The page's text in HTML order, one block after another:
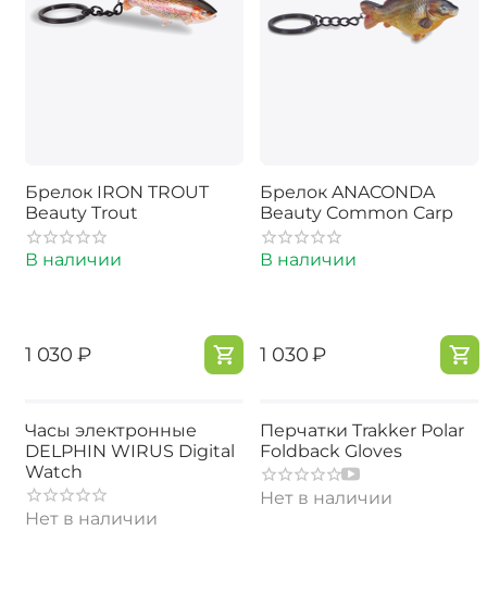
Брелок IRON TROUT
Beauty Trout
В наличии
‍1 030‍ ₽
Брелок ANACONDA
Beauty Common Carp
В наличии
‍1 030‍₽
Часы электронные
DELPHIN WIRUS Digital
Watch
Нет в наличии
Перчатки Trakker Polar
Foldback Gloves
Нет в наличии